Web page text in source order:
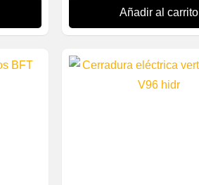
Añadir al carrito